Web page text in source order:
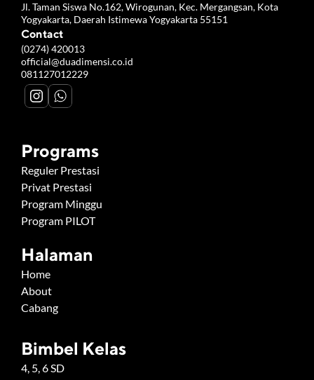
Jl. Taman Siswa No.162, Wirogunan, Kec. Mergangsan, Kota
Yogyakarta, Daerah Istimewa Yogyakarta 55151
Contact
(0274) 420013
official@duadimensi.co.id
081127012229
Programs
Reguler Prestasi
Privat Prestasi
Program Minggu
Program PILOT
Halaman
Home
About
Cabang
Bimbel Kelas
4, 5, 6 SD